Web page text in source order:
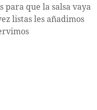
que la salsa vaya
listas les añadimos